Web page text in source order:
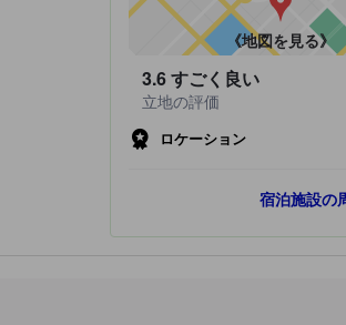
《地図を見る》
3.6すごく良い
立地の評価
ロケーション
宿泊施設の